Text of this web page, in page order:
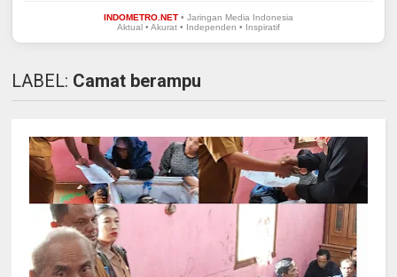
INDOMETRO.NET• Jaringan Media Indonesia
Aktual • Akurat • Independen • Inspiratif
LABEL: Camat berampu